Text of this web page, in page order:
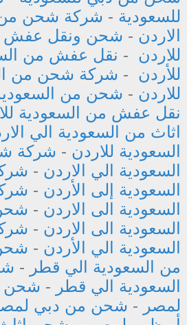
للسعودية - شركة شحن من
الاردن - شحن ونقل عفش
للاردن - نقل عفش من
للأردن - شركة شحن من
للاردن - شحن من
نقل عفش من السعودية
اثاث من السعودية الي
السعودية للاردن - شركة
السعودية الي الاردن -
السعودية إلى الأردن -
السعودية الى الاردن -
السعودية الى الاردن -
السعودية الي الأردن -
من السعودية الي قطر -
السعودية الي قطر - شحن
لمصر - شحن من دبي